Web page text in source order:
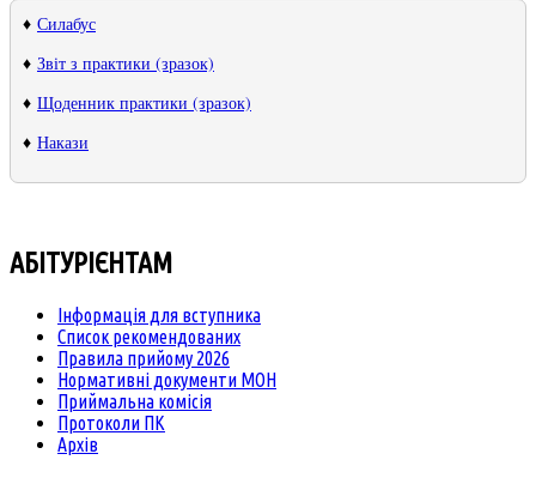
♦ Силабус
♦ Звіт з практики (зразок)
♦ Щоденник практики (зразок)
♦ Накази
АБІТУРІЄНТАМ
Інформація для вступника
Список рекомендованих
Правила прийому 2026
Нормативні документи МОН
Приймальна комісія
Протоколи ПК
Архів